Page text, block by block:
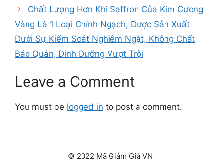
Chất Lượng Hơn Khi Saffron Của Kim Cương
Vàng Là 1 Loại Chính Ngạch, Được Sản Xuất
Dưới Sự Kiểm Soát Nghiêm Ngặt, Không Chất
Bảo Quản, Dinh Dưỡng Vượt Trội
Leave a Comment
You must be logged in to post a comment.
© 2022 Mã Giảm Giá VN